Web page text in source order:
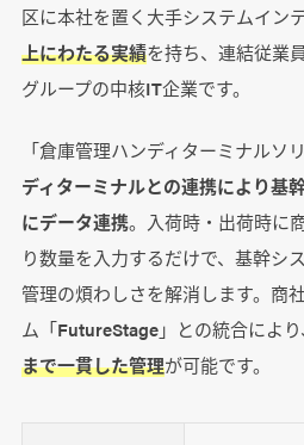
区に本社を置く大手システムイン
上にわたる実績を持ち、連結従業
グループの中核IT企業です。
「倉庫管理ハンディターミナルソ
ディターミナルとの連携により基
にデータ連携。入荷時・出荷時に
り数量を入力するだけで、基幹シ
管理の煩わしさを解消します。商
ム「FutureStage」との統合により
まで一貫した管理が可能です。